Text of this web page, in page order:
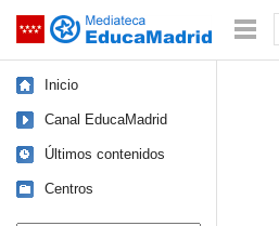
Saltar navegación
Inicio
Canal EducaMadrid
Últimos contenidos
Centros